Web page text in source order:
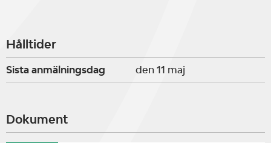
Hålltider
Sista anmälningsdag den 11 maj
Dokument